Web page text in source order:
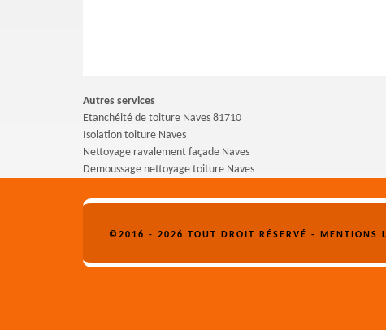
Autres services
Etanchéité de toiture Naves 81710
Isolation toiture Naves
Nettoyage ravalement façade Naves
Demoussage nettoyage toiture Naves
©2016 - 2026 TOUT DROIT RÉSERVÉ - MENTIONS